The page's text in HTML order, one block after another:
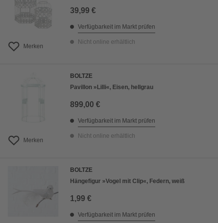
Merken
39,99 €
Verfügbarkeit im Markt prüfen
Nicht online erhältlich
Merken
BOLTZE
Pavillon »Lilli«, Eisen, hellgrau
899,00 €
Verfügbarkeit im Markt prüfen
Nicht online erhältlich
BOLTZE
Hängefigur »Vogel mit Clip«, Federn, weiß
1,99 €
Verfügbarkeit im Markt prüfen